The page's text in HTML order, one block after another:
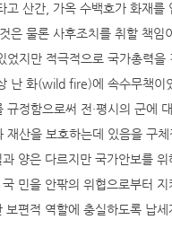
산간, 가옥 수백호가 화재
은 물론 사후조치를 취할 책임
지만 적극적으로 국가총력
난 화(wild fire)에 속수무책이
정함으로써 전·평시의 군에
산을 보호하는데 있음을 구체
양은 다르지만 국가안보를
민을 안팎의 위협으로부터
편적 역할에 충실하도록 납